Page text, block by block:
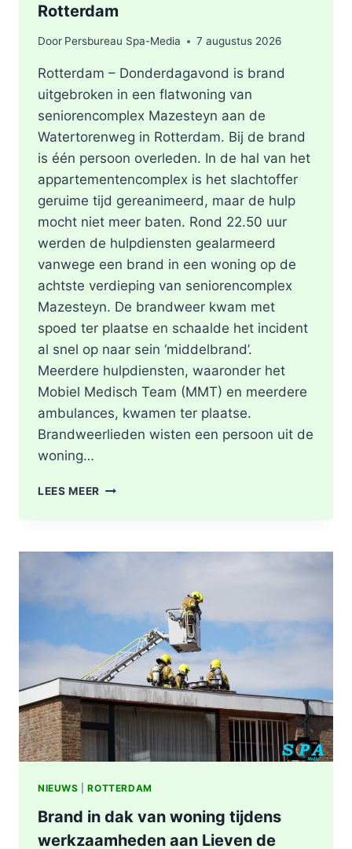
Rotterdam
Door Persbureau Spa-Media 7 augustus 2026
Rotterdam – Donderdagavond is brand
uitgebroken in een flatwoning van
seniorencomplex Mazesteyn aan de
Watertorenweg in Rotterdam. Bij de brand
is één persoon overleden. In de hal van het
appartementencomplex is het slachtoffer
geruime tijd gereanimeerd, maar de hulp
mocht niet meer baten. Rond 22.50 uur
werden de hulpdiensten gealarmeerd
vanwege een brand in een woning op de
achtste verdieping van seniorencomplex
Mazesteyn. De brandweer kwam met
spoed ter plaatse en schaalde het incident
al snel op naar sein ‘middelbrand’.
Meerdere hulpdiensten, waaronder het
Mobiel Medisch Team (MMT) en meerdere
ambulances, kwamen ter plaatse.
Brandweerlieden wisten een persoon uit de
woning…
LEES MEER DODE
WONING
SENIORENFLAT
WATERTORENWEG
IN
ROTTERDAM
NIEUWS |ROTTERDAM
Brand in dak van woning tijdens
werkzaamheden aan Lieven de